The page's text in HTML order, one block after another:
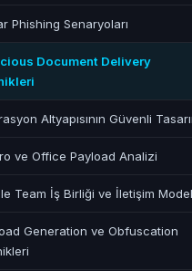
Phishing Senaryoları
Document Delivery
Altyapısının Güvenli
ve Office Payload Analizi
Team İş Birliği ve İletişim
Generation ve Obfuscation